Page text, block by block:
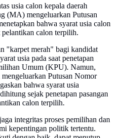
usia calon kepala daerah
(MA) mengeluarkan Putusan
bahwa syarat usia calon
pelantikan calon terpilih.
"karpet merah" bagi kandidat
usia pada saat penetapan
Umum (KPU). Namun,
Putusan Nomor
bahwa syarat usia
sejak penetapan pasangan
calon terpilih.
integritas proses pemilihan dan
kepentingan politik tertentu.